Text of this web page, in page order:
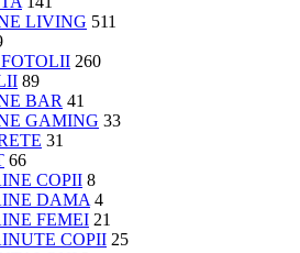
LIVING 511
260
89
BAR 41
GAMING 33
31
66
COPII 8
DAMA 4
FEMEI 21
COPII 25